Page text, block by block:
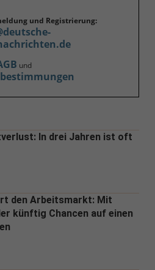
und Registrierung:
und
In drei Jahren ist oft
den Arbeitsmarkt: Mit
künftig Chancen auf einen